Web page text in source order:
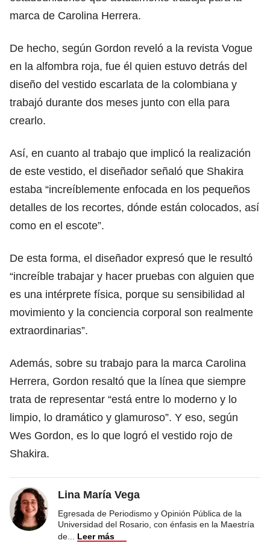
marca de Carolina Herrera.
De hecho, según Gordon reveló a la revista Vogue
en la alfombra roja, fue él quien estuvo detrás del
diseño del vestido escarlata de la colombiana y
trabajó durante dos meses junto con ella para
crearlo.
Así, en cuanto al trabajo que implicó la realización
de este vestido, el diseñador señaló que Shakira
estaba “increíblemente enfocada en los pequeños
detalles de los recortes, dónde están colocados, así
como en el escote”.
De esta forma, el diseñador expresó que le resultó
“increíble trabajar y hacer pruebas con alguien que
es una intérprete física, porque su sensibilidad al
movimiento y la conciencia corporal son realmente
extraordinarias”.
Además, sobre su trabajo para la marca Carolina
Herrera, Gordon resaltó que la línea que siempre
trata de representar “está entre lo moderno y lo
limpio, lo dramático y glamuroso”. Y eso, según
Wes Gordon, es lo que logró el vestido rojo de
Shakira.
Lina María Vega
Egresada de Periodismo y Opinión Pública de la
Universidad del Rosario, con énfasis en la Maestría
de
Leer más